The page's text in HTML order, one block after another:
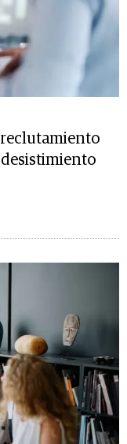
reclutamiento
desistimiento